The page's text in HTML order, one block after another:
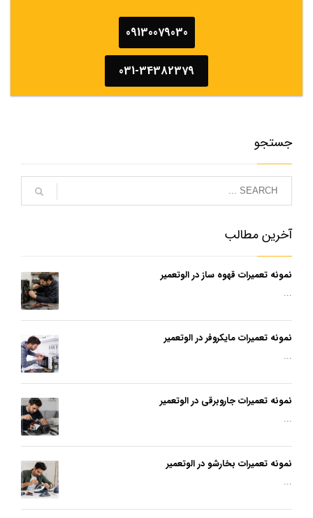
09130079030
031-34382379
جستجو
آخرین مطالب
نمونه تعمیرات قهوه ساز در الوتعمیر
...
نمونه تعمیرات مایکروفر در الوتعمیر
...
نمونه تعمیرات جاروبرقی در الوتعمیر
...
نمونه تعمیرات بخارشو در الوتعمیر
...